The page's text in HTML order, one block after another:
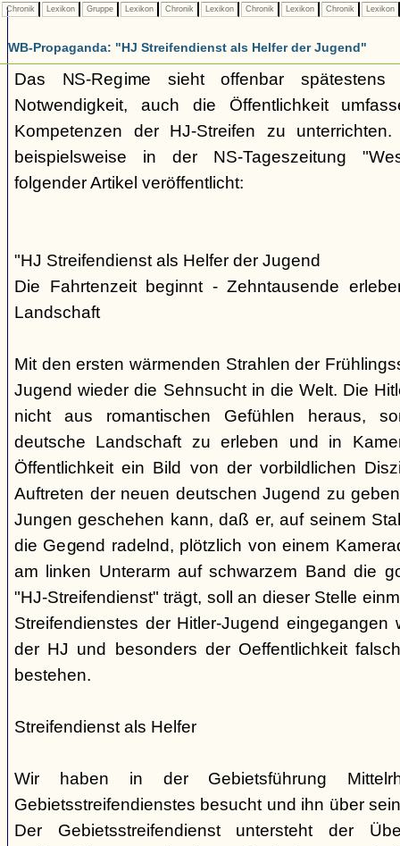
Chronik Lexikon Gruppe Lexikon Chronik Lexikon Chronik Lexikon Chronik Lexikon
WB-Propaganda: "HJ Streifendienst als Helfer der Jugend"
Das NS-Regime sieht offenbar
Notwendigkeit, auch die Öffentlichkeit
Kompetenzen der HJ-Streifen zu
beispielsweise in der NS-Tageszeitung
folgender Artikel veröffentlicht:
"HJ Streifendienst als Helfer der Jugend
Die Fahrtenzeit beginnt - Zehntausende
Landschaft
Mit den ersten wärmenden Strahlen der
Jugend wieder die Sehnsucht in die Welt. Die
nicht aus romantischen Gefühlen heraus,
deutsche Landschaft zu erleben und in
Öffentlichkeit ein Bild von der vorbildlichen
Auftreten der neuen deutschen Jugend zu
Jungen geschehen kann, daß er, auf seinem
die Gegend radelnd, plötzlich von einem
am linken Unterarm auf schwarzem Band die
"HJ-Streifendienst" trägt, soll an dieser Stelle
Streifendienstes der Hitler-Jugend eingegangen
der HJ und besonders der Oeffentlichkeit
bestehen.
Streifendienst als Helfer
Wir haben in der Gebietsführung
Gebietsstreifendienstes besucht und ihn über
Der Gebietsstreifendienst untersteht der